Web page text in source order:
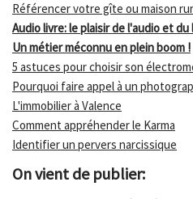
Référencer votre gîte ou maison
Audio livre: le plaisir de l'audio et du
Un métier méconnu en plein boom !
5 astuces pour choisir son
Pourquoi faire appel à un
L'immobilier à Valence
Comment appréhender le Karma
Identifier un pervers narcissique
On vient de publier: